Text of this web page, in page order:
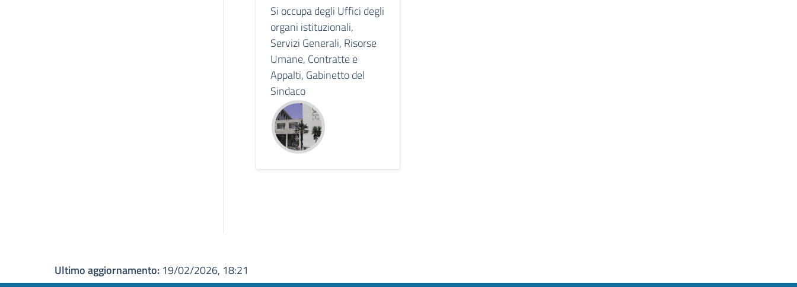
Si occupa degli Uffici degli
organi istituzionali,
Servizi Generali, Risorse
Umane, Contratte e
Appalti, Gabinetto del
Sindaco
Ultimo aggiornamento: 19/02/2026, 18:21